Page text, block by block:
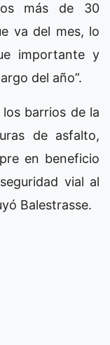
más de 30
va del mes, lo
importante y
del año”.
barrios de la
de asfalto,
en beneficio
vial al
Balestrasse.